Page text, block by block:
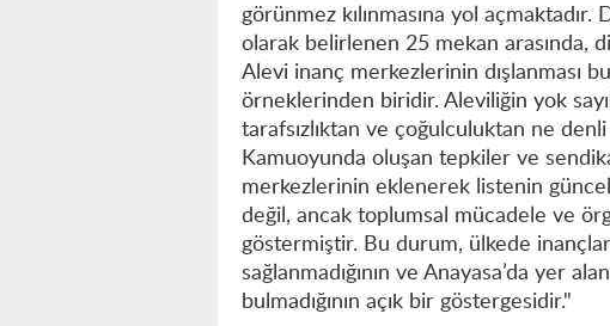
görünmez kılınmasına yol açmaktadır.
olarak belirlenen 25 mekan arasında,
Alevi inanç merkezlerinin dışlanması
örneklerinden biridir. Aleviliğin yok
tarafsızlıktan ve çoğulculuktan ne
Kamuoyunda oluşan tepkiler ve
merkezlerinin eklenerek listenin
değil, ancak toplumsal mücadele ve
göstermiştir. Bu durum, ülkede
sağlanmadığının ve Anayasa’da yer
bulmadığının açık bir göstergesidir."